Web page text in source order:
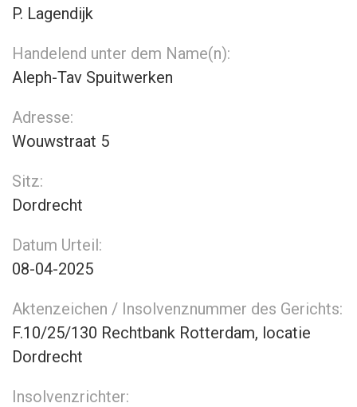
P. Lagendijk
Handelend unter dem Name(n):
Aleph-Tav Spuitwerken
Adresse:
Wouwstraat 5
Sitz:
Dordrecht
Datum Urteil:
08-04-2025
Aktenzeichen / Insolvenznummer des Gerichts:
F.10/25/130 Rechtbank Rotterdam, locatie
Dordrecht
Insolvenzrichter: